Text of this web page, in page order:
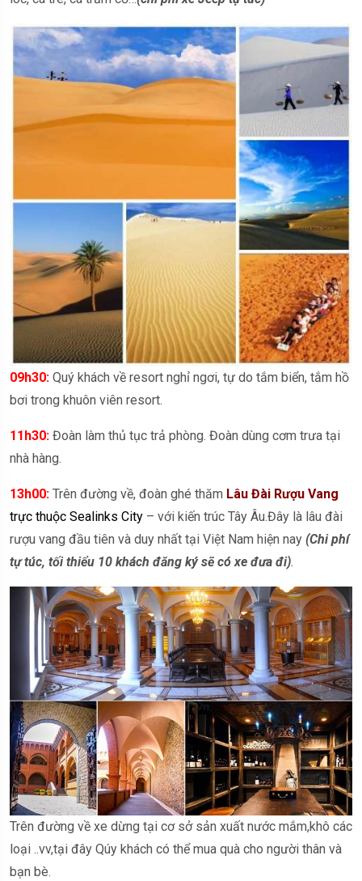
09h30: Quý khách về resort nghỉ ngơi, tự do tắm biển, tắm hồ
bơi trong khuôn viên resort.
11h30: Đoàn làm thủ tục trả phòng. Đoàn dùng cơm trưa tại
nhà hàng.
13h00: Trên đường về, đoàn ghé thăm Lâu Đài Rượu Vang
trực thuộc Sealinks City – với kiến trúc Tây Âu.Đây là lâu đài
rượu vang đầu tiên và duy nhất tại Việt Nam hiện nay (Chi phí
tự túc, tối thiểu 10 khách đăng ký sẽ có xe đưa đi).
Trên đường về xe dừng tại cơ sở sản xuất nước mắm,khô các
loại ..vv,tại đây Qúy khách có thể mua quà cho người thân và
bạn bè.